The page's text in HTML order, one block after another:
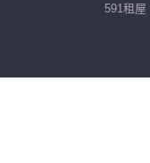
591租屋